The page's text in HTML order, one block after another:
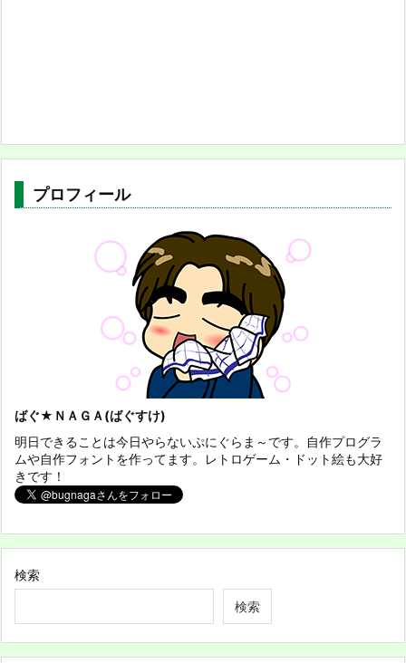
プロフィール
ばぐ★ＮＡＧＡ(ばぐすけ)
明日できることは今日やらないぷにぐらま～です。自作プログラ
ムや自作フォントを作ってます。レトロゲーム・ドット絵も大好
きです！
検索
検索